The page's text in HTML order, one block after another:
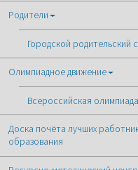
Родители
Городской родительский
Олимпиадное движение
Всероссийская
Доска почёта лучших
образования